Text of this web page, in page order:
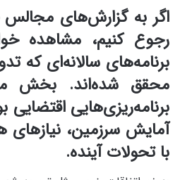
اگر به گزارش‌های مجالس
رجوع کنیم، مشاهده
برنامه‌های سالانه‌ای که
محقق شده‌اند. بخش
برنامه‌ریزی‌هایی اقتضایی
آمایش سرزمین،
با تحولات آینده.